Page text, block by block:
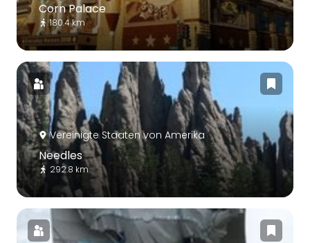
Corn Palace
180.4 km
Vereinigte Staaten von Amerika
Needles
292.8 km